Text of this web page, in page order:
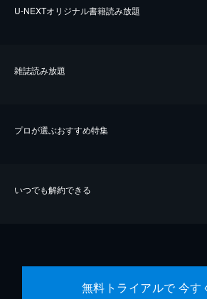
U-NEXTオリジナル書籍読み放題
雑誌読み放題
プロが選ぶおすすめ特集
いつでも解約できる
無料トライアルで 今す